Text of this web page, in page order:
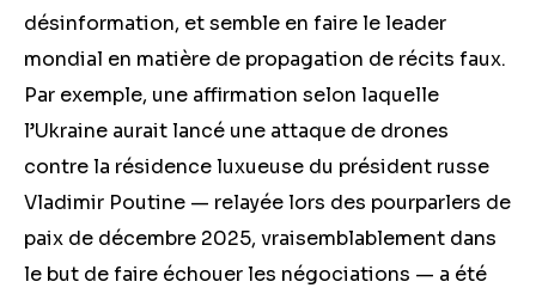
désinformation, et semble en faire le leader
mondial en matière de propagation de récits faux.
Par exemple, une affirmation selon laquelle
l’Ukraine aurait lancé une attaque de drones
contre la résidence luxueuse du président russe
Vladimir Poutine — relayée lors des pourparlers de
paix de décembre 2025, vraisemblablement dans
le but de faire échouer les négociations — a été